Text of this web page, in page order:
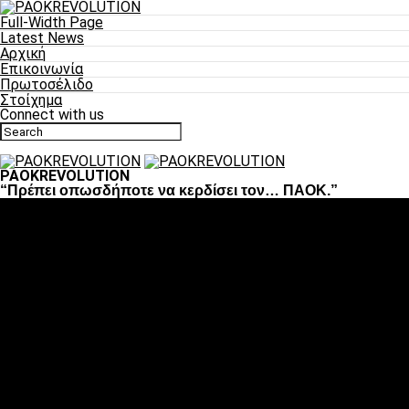
Full-Width Page
Latest News
Αρχική
Επικοινωνία
Πρωτοσέλιδο
Στοίχημα
Connect with us
PAOKREVOLUTION
“Πρέπει οπωσδήποτε να κερδίσει τον… ΠΑΟΚ.”